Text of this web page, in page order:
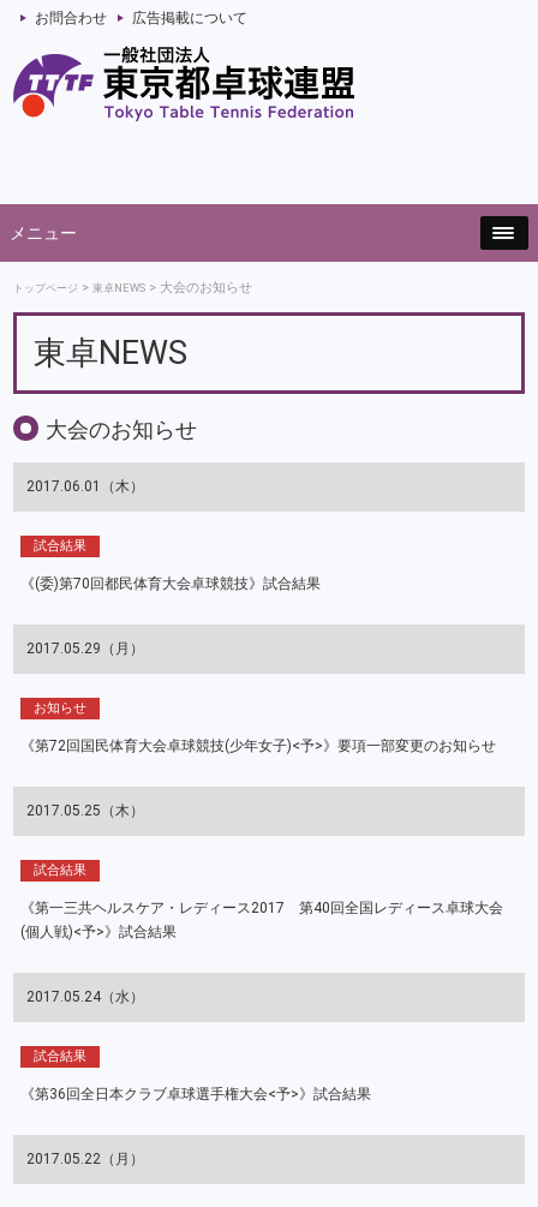
お問合わせ 広告掲載について
メニュー
トップページ 東卓NEWS 大会のお知らせ
東卓NEWS
大会のお知らせ
2017.06.01（木）
試合結果
《(委)第70回都民体育大会卓球競技》試合結果
2017.05.29（月）
お知らせ
《第72回国民体育大会卓球競技(少年女子)<予>》要項一部変更のお知らせ
2017.05.25（木）
試合結果
《第一三共ヘルスケア・レディース2017 第40回全国レディース卓球大会
(個人戦)<予>》試合結果
2017.05.24（水）
試合結果
《第36回全日本クラブ卓球選手権大会<予>》試合結果
2017.05.22（月）